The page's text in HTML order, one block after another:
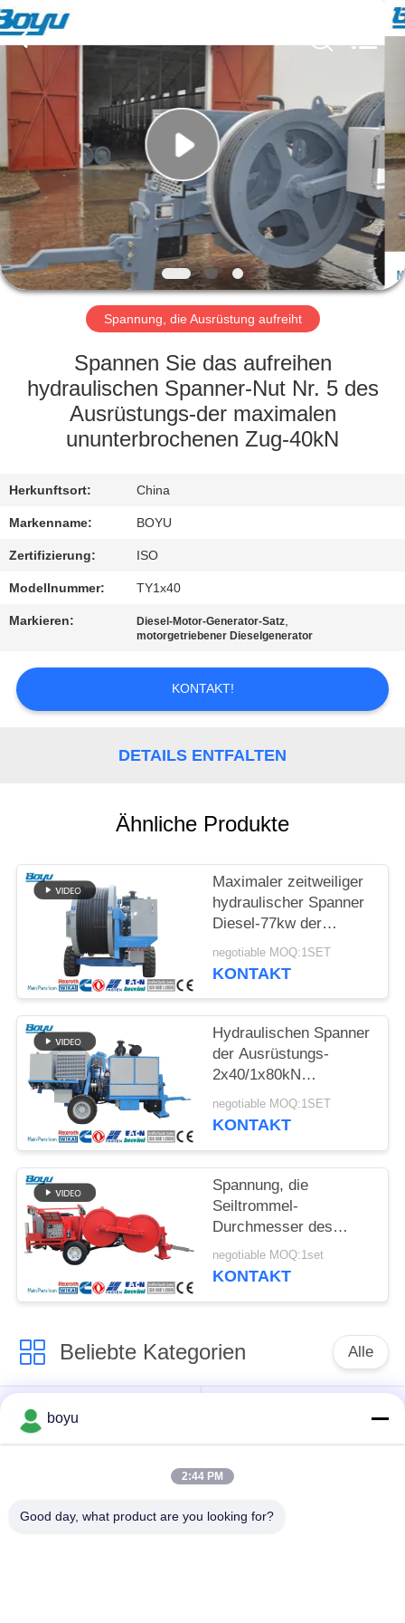
HAUS
PRODUKTE
ÜBER
UNS
FABRIK-
AUSFLUG
QUALITÄTSKONTROLLE
TRETEN
MIT
UNS
IN
VERBINDUNG
NACHRICHTEN
FORDERN
PRIVACY
POLICY
Boyu
Electric
Power
Machinery
Co.,LTD.
Reserved.
Spannung, die Ausrüstung aufreiht
Spannen Sie das aufreihen
hydraulischen Spanner-Nut Nr. 5 des
Ausrüstungs-der maximalen
ununterbrochenen Zug-40kN
Herkunftsort: China
Markenname: BOYU
Zertifizierung: ISO
Modellnummer: TY1x40
Markieren: Diesel-Motor-Generator-Satz,
motorgetriebener Dieselgenerator
KONTAKT!
DETAILS ENTFALTEN
Ähnliche Produkte
Maximaler zeitweiliger
hydraulischer Spanner
Diesel-77kw der
Spannungs-2x70kN
langlebig
negotiable MOQ:1SET
KONTAKT
Hydraulischen Spanner
der Ausrüstungs-
2x40/1x80kN
aufreihend, fugen Sie
Zahl 2x5
negotiable MOQ:1SET
KONTAKT
Spannung, die
Seiltrommel-
Durchmesser des
Ausrüstungs-
hydraulischen
negotiable MOQ:1set
KONTAKT
Beliebte Kategorien Alle
Übertragungsleitung,
die Ausrüstung
Spannung, die
Gegendrehdrahtseil
boyu
2:44 PM
Good day, what product are you looking for?